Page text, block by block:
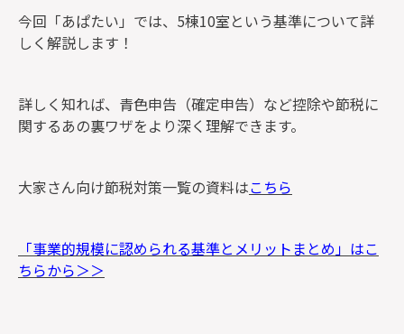
今回「あぱたい」では、5棟10室という基準について詳
しく解説します！
詳しく知れば、青色申告（確定申告）など控除や節税に
関するあの裏ワザをより深く理解できます。
大家さん向け節税対策一覧の資料はこちら
「事業的規模に認められる基準とメリットまとめ」はこ
ちらから＞＞